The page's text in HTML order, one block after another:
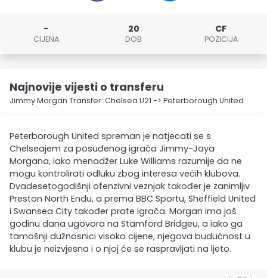
-
CIJENA
20
DOB
CF
POZICIJA
Najnovije vijesti o transferu
Jimmy Morgan Transfer: Chelsea U21 -> Peterborough United
Peterborough United spreman je natjecati se s
Chelseajem za posuđenog igrača Jimmy-Jaya
Morgana, iako menadžer Luke Williams razumije da ne
mogu kontrolirati odluku zbog interesa većih klubova.
Dvadesetogodišnji ofenzivni veznjak također je zanimljiv
Preston North Endu, a prema BBC Sportu, Sheffield United
i Swansea City također prate igrača. Morgan ima još
godinu dana ugovora na Stamford Bridgeu, a iako ga
tamošnji dužnosnici visoko cijene, njegova budućnost u
klubu je neizvjesna i o njoj će se raspravljati na ljeto.